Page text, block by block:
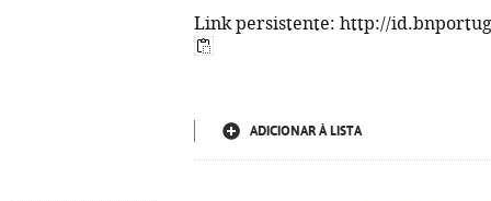
Link persistente: http://
ADICIONAR À LISTA